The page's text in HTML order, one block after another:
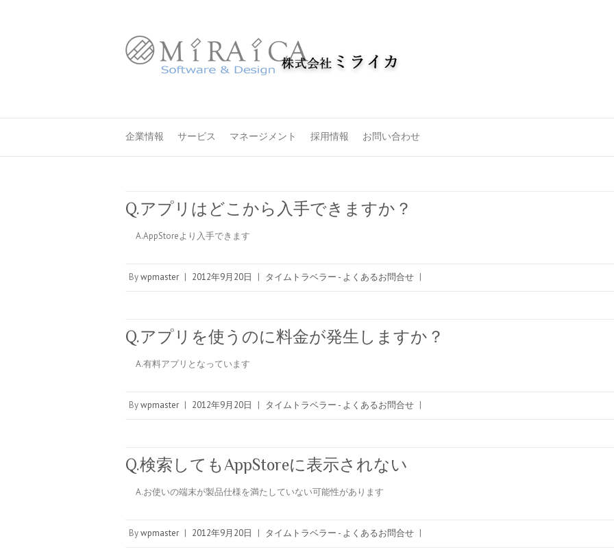
企業情報 サービス マネージメント 採用情報 お問い合わせ
Q.アプリはどこから入手できますか？
A.AppStoreより入手できます
Bywpmaster | 2012年9月20日 | タイムトラベラー - よくあるお問合せ |
Q.アプリを使うのに料金が発生しますか？
A.有料アプリとなっています
Bywpmaster | 2012年9月20日 | タイムトラベラー - よくあるお問合せ |
Q.検索してもAppStoreに表示されない
A.お使いの端末が製品仕様を満たしていない可能性があります
Bywpmaster | 2012年9月20日 | タイムトラベラー - よくあるお問合せ |